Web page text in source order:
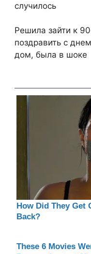
случилось
Решила зайти к
поздравить с
дом, была в шоке